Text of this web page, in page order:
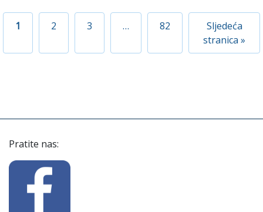
1 2 3 … 82
Sljedeća
stranica »
Pratite nas: